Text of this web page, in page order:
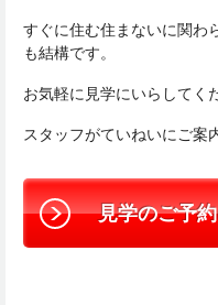
すぐに住む住まないに関わ
も結構です。
お気軽に見学にいらしてく
スタッフがていねいにご案
見学のご予